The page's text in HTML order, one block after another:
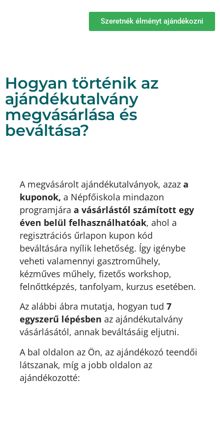
Szeretnék élményt ajándékozni
Hogyan történik az
ajándékutalvány
megvásárlása és
beváltása?
A megvásárolt ajándékutalványok, azaz a
kuponok, a Népfőiskola mindazon
programjára a vásárlástól számított egy
éven belül felhasználhatóak, ahol a
regisztrációs űrlapon kupon kód
beváltására nyílik lehetőség. Így igénybe
veheti valamennyi gasztroműhely,
kézműves műhely, fizetős workshop,
felnőttképzés, tanfolyam, kurzus esetében.
Az alábbi ábra mutatja, hogyan tud 7
egyszerű lépésben az ajándékutalvány
vásárlásától, annak beváltásáig eljutni.
A bal oldalon az Ön, az ajándékozó teendői
látszanak, míg a jobb oldalon az
ajándékozotté: